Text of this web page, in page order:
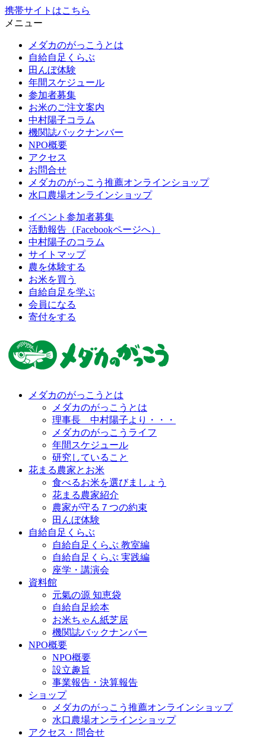
携帯サイトはこちら
メニュー
メダカのがっこうとは
自給自足くらぶ
田んぼ体験
年間スケジュール
参加者募集
お米のご注文案内
中村陽子コラム
機関誌バックナンバー
NPO概要
アクセス
お問合せ
メダカのがっこう推薦オンラインショップ
水口農場オンラインショップ
イベント参加者募集
活動報告（Facebookページへ）
中村陽子のコラム
サイトマップ
農を体験する
お米を買う
自給自足を学ぶ
会員になる
寄付をする
メダカのがっこうとは
メダカのがっこうとは
理事長 中村陽子より・・・
メダカのがっこうライフ
年間スケジュール
研究していること
花まる農家とお米
食べるお米を選びましょう
花まる農家紹介
農家が守る７つの約束
田んぼ体験
自給自足くらぶ
自給自足くらぶ 教室編
自給自足くらぶ 実践編
座学・講演会
資料館
元氣の源 知恵袋
自給自足絵本
お米ちゃん紙芝居
機関誌バックナンバー
NPO概要
NPO概要
設立趣旨
事業報告・決算報告
ショップ
メダカのがっこう推薦オンラインショップ
水口農場オンラインショップ
アクセス・問合せ